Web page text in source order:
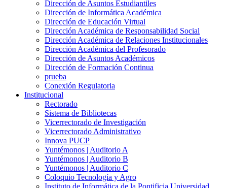
Dirección de Asuntos Estudiantiles
Dirección de Informática Académica
Dirección de Educación Virtual
Dirección Académica de Responsabilidad Social
Dirección Académica de Relaciones Institucionales
Dirección Académica del Profesorado
Dirección de Asuntos Académicos
Dirección de Formación Continua
prueba
Conexión Regulatoria
Institucional
Rectorado
Sistema de Bibliotecas
Vicerrectorado de Investigación
Vicerrectorado Administrativo
Innova PUCP
Yuntémonos | Auditorio A
Yuntémonos | Auditorio B
Yuntémonos | Auditorio C
Coloquio Tecnología y Agro
Instituto de Informática de la Pontificia Universidad